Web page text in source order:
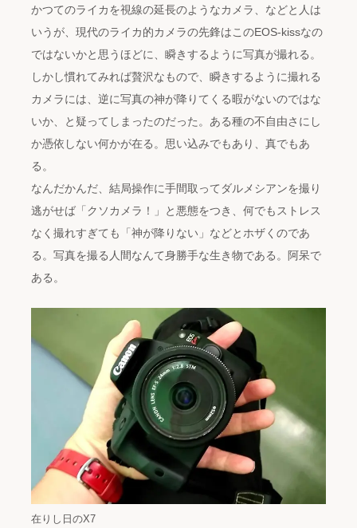
かつてのライカを視線の延長のようなカメラ、などと人は
いうが、現代のライカ的カメラの先鋒はこのEOS-kissなの
ではないかと思うほどに、瞬きするように写真が撮れる。
しかし慣れてみれば贅沢なもので、瞬きするように撮れる
カメラには、逆に写真の神が降りてくる暇がないのではな
いか、と疑ってしまったのだった。ある種の不自由さにし
か憑依しない何かが在る。思い込みでもあり、真でもあ
る。
なんだかんだ、結局操作に手間取ってダルメシアンを撮り
逃がせば「クソカメラ！」と悪態をつき、何でもストレス
なく撮れすぎても「神が降りない」などとホザくのであ
る。写真を撮る人間なんて身勝手な生き物である。阿呆で
ある。
在りし日のX7